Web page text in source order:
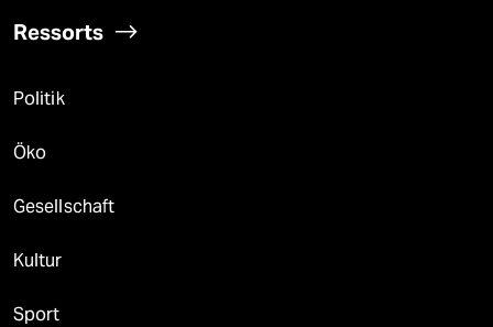
Ressorts
Politik
Öko
Gesellschaft
Kultur
Sport